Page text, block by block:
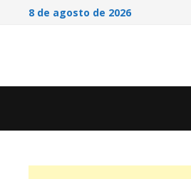
Saltar8 de agosto de 2026